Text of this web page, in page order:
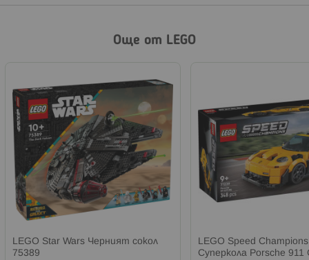
Още от LEGO
LEGO Star Wars Черният сокол
75389
LEGO Speed Champions
Суперкола Porsche 911